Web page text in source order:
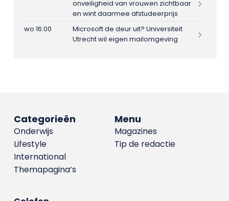
onveiligheid van vrouwen zichtbaar
en wint daarmee afstudeerprijs
wo 16:00
Microsoft de deur uit? Universiteit
Utrecht wil eigen mailomgeving
Menu
Magazines
Tip de redactie
Categorieën
Onderwijs
Lifestyle
International
Themapagina’s